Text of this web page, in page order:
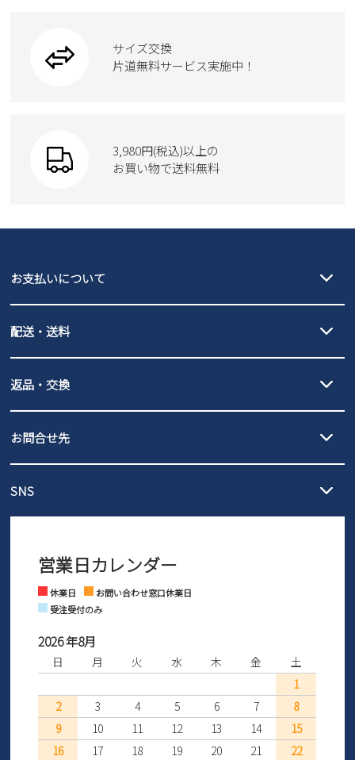
ウェア
moz
ブーツ
Parade
GAP
new balance
瞬足
トートバッグサイズ交換
片道無料サービス実施中！
3,980円(税込)以上の
お買い物で送料無料
お支払いについて
PayPay（オンライン決済）、代金引換のご利用が可能です。
配送・送料
北海道・本州・四国・九州…550円
3,980円（税込）以上お買い上げで送料無料
発送日・送料詳細については
ご利用ください。
全国一律…220円（税込）
発送日・送料詳細についてはご利用ガイドを
ご利用ください。
返品・交換
の片道無料サービスを実施中！
ントとしても安心してご利用いただけるよう、サイズ交換の受付期
さい。
お問合せ先
営業時間：11時～17時
※土日祝はお問い合わせ窓口休業日となります。
SNS
Facebook Instagram
営業日カレンダー
休業日
お問い合わせ窓口休業日
受注受付のみ
2026 年8月
日 月 火 水 木 金
土
1
2
3 4 5 6 7
8
9
10 11 12 13 14
15
16
17 18 19 20 21
22